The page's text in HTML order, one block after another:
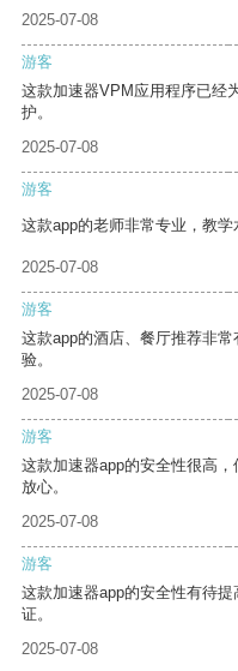
2025-07-08
游客
这款加速器VPM应用程序已经
护。
2025-07-08
游客
这款app的老师非常专业，教学
2025-07-08
游客
这款app的酒店、餐厅推荐非
验。
2025-07-08
游客
这款加速器app的安全性很高
放心。
2025-07-08
游客
这款加速器app的安全性有待
证。
2025-07-08